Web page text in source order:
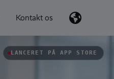
Kontakt os
LANCERET PÅ APP STORE